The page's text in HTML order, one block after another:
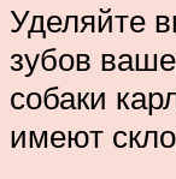
Уделяйте
зубов
собаки
имеют